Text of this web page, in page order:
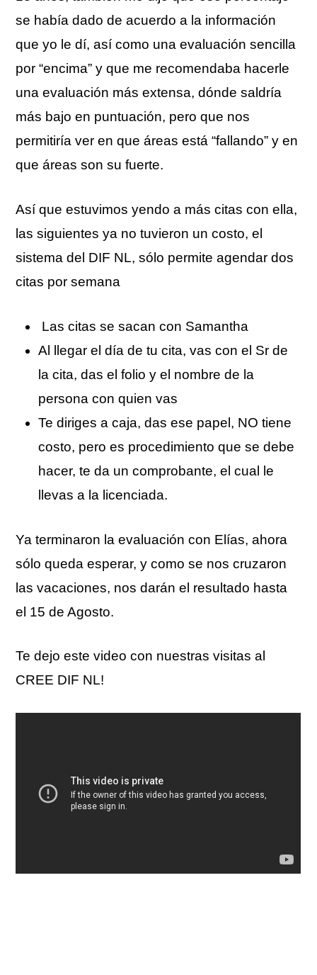
se había dado de acuerdo a la información
que yo le dí, así como una evaluación sencilla
por “encima” y que me recomendaba hacerle
una evaluación más extensa, dónde saldría
más bajo en puntuación, pero que nos
permitiría ver en que áreas está “fallando” y en
que áreas son su fuerte.
Así que estuvimos yendo a más citas con ella,
las siguientes ya no tuvieron un costo, el
sistema del DIF NL, sólo permite agendar dos
citas por semana
Las citas se sacan con Samantha
Al llegar el día de tu cita, vas con el Sr de
la cita, das el folio y el nombre de la
persona con quien vas
Te diriges a caja, das ese papel, NO tiene
costo, pero es procedimiento que se debe
hacer, te da un comprobante, el cual le
llevas a la licenciada.
Ya terminaron la evaluación con Elías, ahora
sólo queda esperar, y como se nos cruzaron
las vacaciones, nos darán el resultado hasta
el 15 de Agosto.
Te dejo este video con nuestras visitas al
CREE DIF NL!